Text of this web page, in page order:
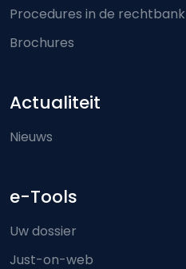
Procedures in de rechtbank
Brochures
Actualiteit
Nieuws
e-Tools
Uw dossier
Just-on-web